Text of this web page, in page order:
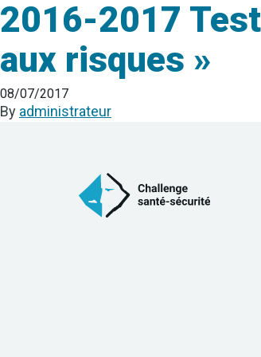
2016-2017
aux risques »
08/07/2017
By administrateur